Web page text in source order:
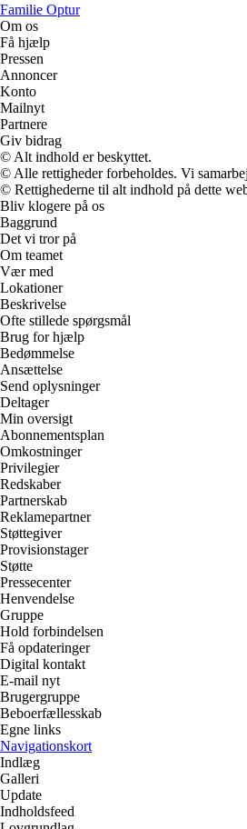
Familie Optur
Om os
Få hjælp
Pressen
Annoncer
Konto
Mailnyt
Partnere
Giv bidrag
© Alt indhold er beskyttet.
© Alle rettigheder forbeholdes. Vi
© Rettighederne til alt indhold på dette
Bliv klogere på os
Baggrund
Det vi tror på
Om teamet
Vær med
Lokationer
Beskrivelse
Ofte stillede spørgsmål
Brug for hjælp
Bedømmelse
Ansættelse
Send oplysninger
Deltager
Min oversigt
Abonnementsplan
Omkostninger
Privilegier
Redskaber
Partnerskab
Reklamepartner
Støttegiver
Provisionstager
Støtte
Pressecenter
Henvendelse
Gruppe
Hold forbindelsen
Få opdateringer
Digital kontakt
E-mail nyt
Brugergruppe
Beboerfællesskab
Egne links
Navigationskort
Indlæg
Galleri
Update
Indholdsfeed